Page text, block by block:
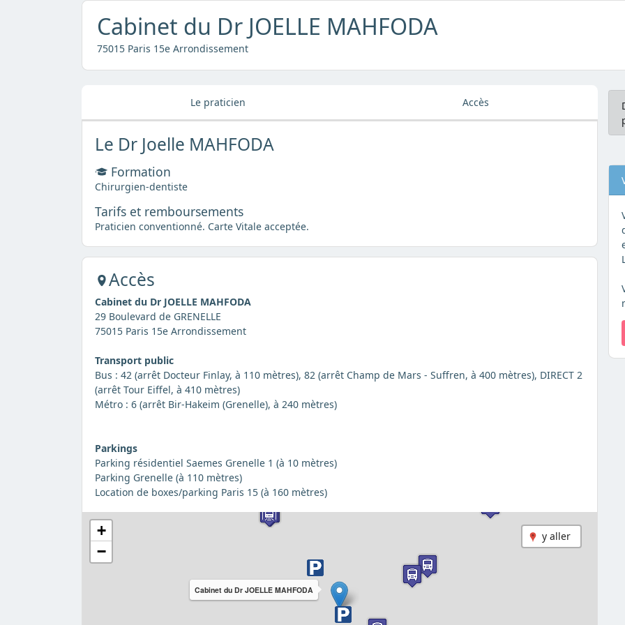
Cabinet du Dr JOELLE MAHFODA
75015 Paris 15e Arrondissement
Le praticien Accès
Le Dr Joelle MAHFODA
Formation
Chirurgien-dentiste
Tarifs et remboursements
Praticien conventionné. Carte Vitale acceptée.
Accès
Cabinet du Dr JOELLE MAHFODA
29 Boulevard de GRENELLE
75015 Paris 15e Arrondissement
Transport public
Bus : 42 (arrêt Docteur Finlay, à 110 mètres), 82 (arrêt Champ de Mars - Suffren, à 400 mètres), DIRECT 2
(arrêt Tour Eiffel, à 410 mètres)
Métro : 6 (arrêt Bir-Hakeim (Grenelle), à 240 mètres)
Parkings
Parking résidentiel Saemes Grenelle 1 (à 10 mètres)
Parking Grenelle (à 110 mètres)
Location de boxes/parking Paris 15 (à 160 mètres)
y aller
Cabinet du Dr JOELLE MAHFODA
+
−